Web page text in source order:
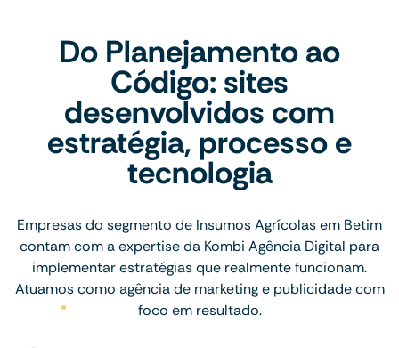
Do Planejamento ao
Código: sites
desenvolvidos com
estratégia, processo e
tecnologia
Empresas do segmento de Insumos Agrícolas em Betim
contam com a expertise da Kombi Agência Digital para
implementar estratégias que realmente funcionam.
Atuamos como agência de marketing e publicidade com
foco em resultado.